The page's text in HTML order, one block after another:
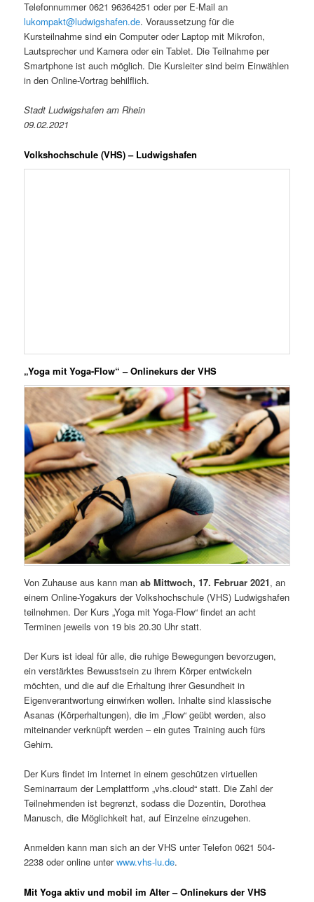
Telefonnummer 0621 96364251 oder per E-Mail an
lukompakt@ludwigshafen.de. Voraussetzung für die
Kursteilnahme sind ein Computer oder Laptop mit Mikrofon,
Lautsprecher und Kamera oder ein Tablet. Die Teilnahme per
Smartphone ist auch möglich. Die Kursleiter sind beim Einwählen
in den Online-Vortrag behilflich.
Stadt Ludwigshafen am Rhein
09.02.2021
Volkshochschule (VHS) – Ludwigshafen
„Yoga mit Yoga-Flow“ – Onlinekurs der VHS
Von Zuhause aus kann manab Mittwoch, 17. Februar 2021, an
einem Online-Yogakurs der Volkshochschule (VHS) Ludwigshafen
teilnehmen. Der Kurs „Yoga mit Yoga-Flow“ findet an acht
Terminen jeweils von 19 bis 20.30 Uhr statt.
Der Kurs ist ideal für alle, die ruhige Bewegungen bevorzugen,
ein verstärktes Bewusstsein zu ihrem Körper entwickeln
möchten, und die auf die Erhaltung ihrer Gesundheit in
Eigenverantwortung einwirken wollen. Inhalte sind klassische
Asanas (Körperhaltungen), die im „Flow“ geübt werden, also
miteinander verknüpft werden – ein gutes Training auch fürs
Gehirn.
Der Kurs findet im Internet in einem geschützen virtuellen
Seminarraum der Lernplattform „vhs.cloud“ statt. Die Zahl der
Teilnehmenden ist begrenzt, sodass die Dozentin, Dorothea
Manusch, die Möglichkeit hat, auf Einzelne einzugehen.
Anmelden kann man sich an der VHS unter Telefon 0621 504-
2238 oder online unterwww.vhs-lu.de.
Mit Yoga aktiv und mobil im Alter – Onlinekurs der VHS